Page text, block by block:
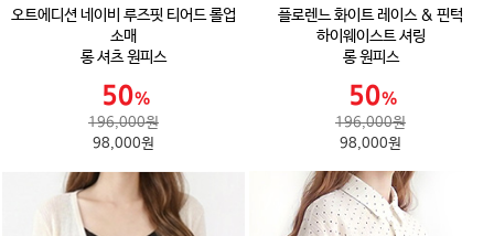
오트에디션 네이비 루즈핏 티어드 롤업
소매
롱 셔츠 원피스
196,000원
98,000원
플로렌느 화이트 레이스 & 핀턱
하이웨이스트 셔링
롱 원피스
196,000원
98,000원